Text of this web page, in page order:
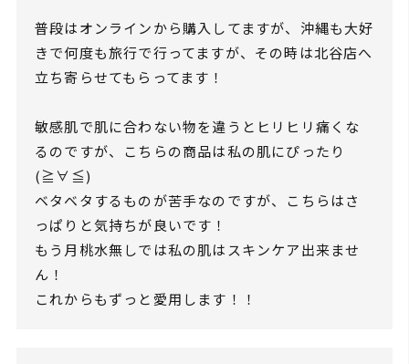
普段はオンラインから購入してますが、沖縄も大好
きで何度も旅行で行ってますが、その時は北谷店へ
立ち寄らせてもらってます！
敏感肌で肌に合わない物を違うとヒリヒリ痛くな
るのですが、こちらの商品は私の肌にぴったり
(≧∀≦)
ベタベタするものが苦手なのですが、こちらはさ
っぱりと気持ちが良いです！
もう月桃水無しでは私の肌はスキンケア出来ませ
ん！
これからもずっと愛用します！！